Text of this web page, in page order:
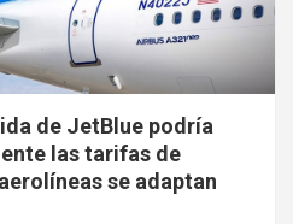
de JetBlue podría
las tarifas de
se adaptan